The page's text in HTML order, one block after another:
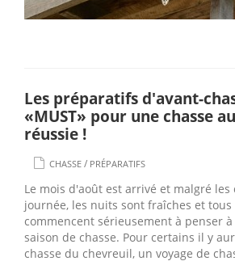
Les préparatifs d'avant-
«MUST» pour une chasse
réussie !
CHASSE / PRÉPARATIFS
Le mois d'août est arrivé et malgré les
journée, les nuits sont fraîches et tous
commencent sérieusement à penser
saison de chasse. Pour certains il y
chasse du chevreuil, un voyage de